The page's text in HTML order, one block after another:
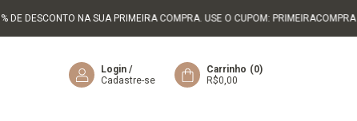
NA SUA PRIMEIRA COMPRA. USE O CUPOM: PRIMEIRACOMPRA FRETE
Login /
Cadastre-se
Carrinho (0)
R$0,00